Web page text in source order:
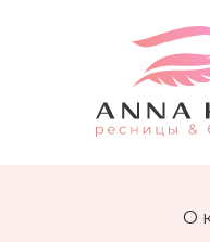
О